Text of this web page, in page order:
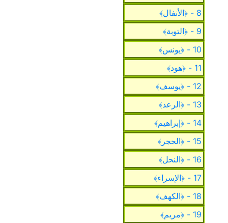
8 - ﴿الأنفال﴾
9 - ﴿التوبة﴾
10 - ﴿يونس﴾
11 - ﴿هود﴾
12 - ﴿يوسف﴾
13 - ﴿الرعد﴾
14 - ﴿إبراهيم﴾
15 - ﴿الحجر﴾
16 - ﴿النحل﴾
17 - ﴿الإسراء﴾
18 - ﴿الكهف﴾
19 - ﴿مريم﴾